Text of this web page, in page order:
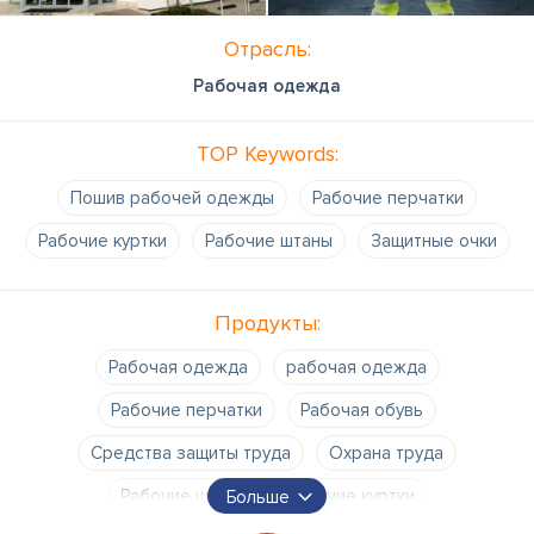
Отрасль:
Рабочая одежда
TOP Keywords:
Пошив рабочей одежды
Рабочие перчатки
Рабочие куртки
Рабочие штаны Защитные очки
Продукты:
Рабочая одежда
рабочая одежда
Рабочие перчатки
Рабочая обувь
Средства защиты труда
Охрана труда
Рабочие штаны
Рабочие куртки
Больше